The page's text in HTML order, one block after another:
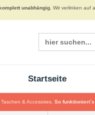
unabhängig. Wir verlinken auf
Search
for:
Startseite
& Accesoires. So funktioniert´s